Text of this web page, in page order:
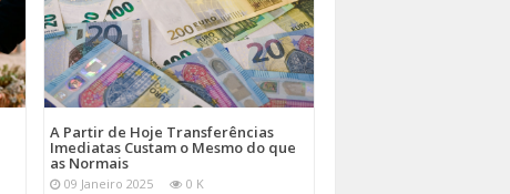
A Partir de Hoje Transferências
Imediatas Custam o Mesmo do que
as Normais
09 Janeiro 2025 0 K